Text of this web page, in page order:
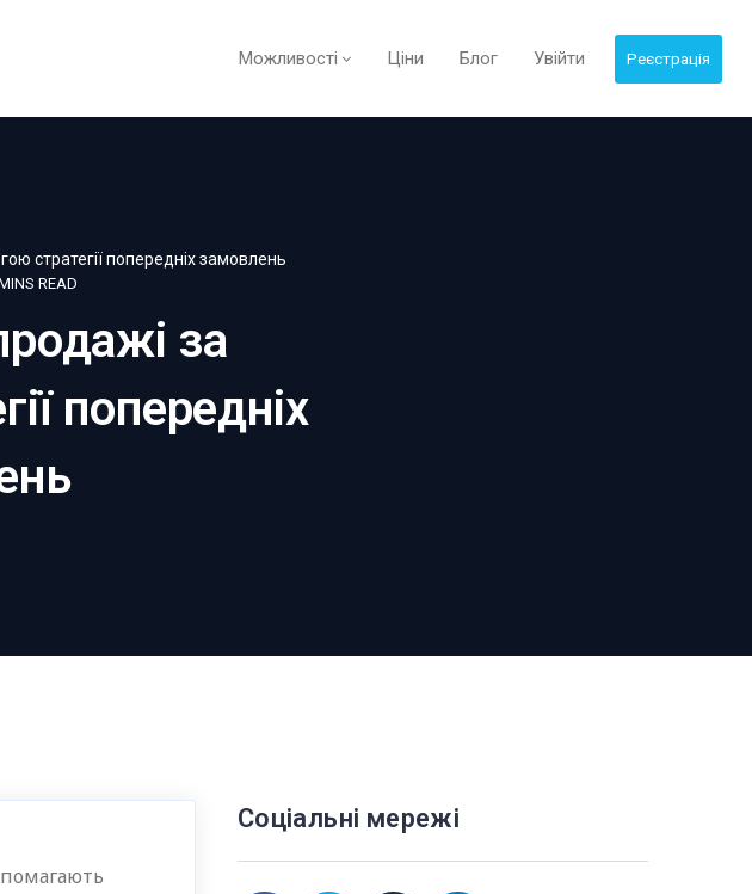
Можливості Ціни Блог Увійти Реєстрація
стратегії попередніх замовлень
READ
за
попередніх
Соціальні мережі